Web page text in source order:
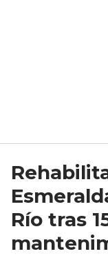
Río tras